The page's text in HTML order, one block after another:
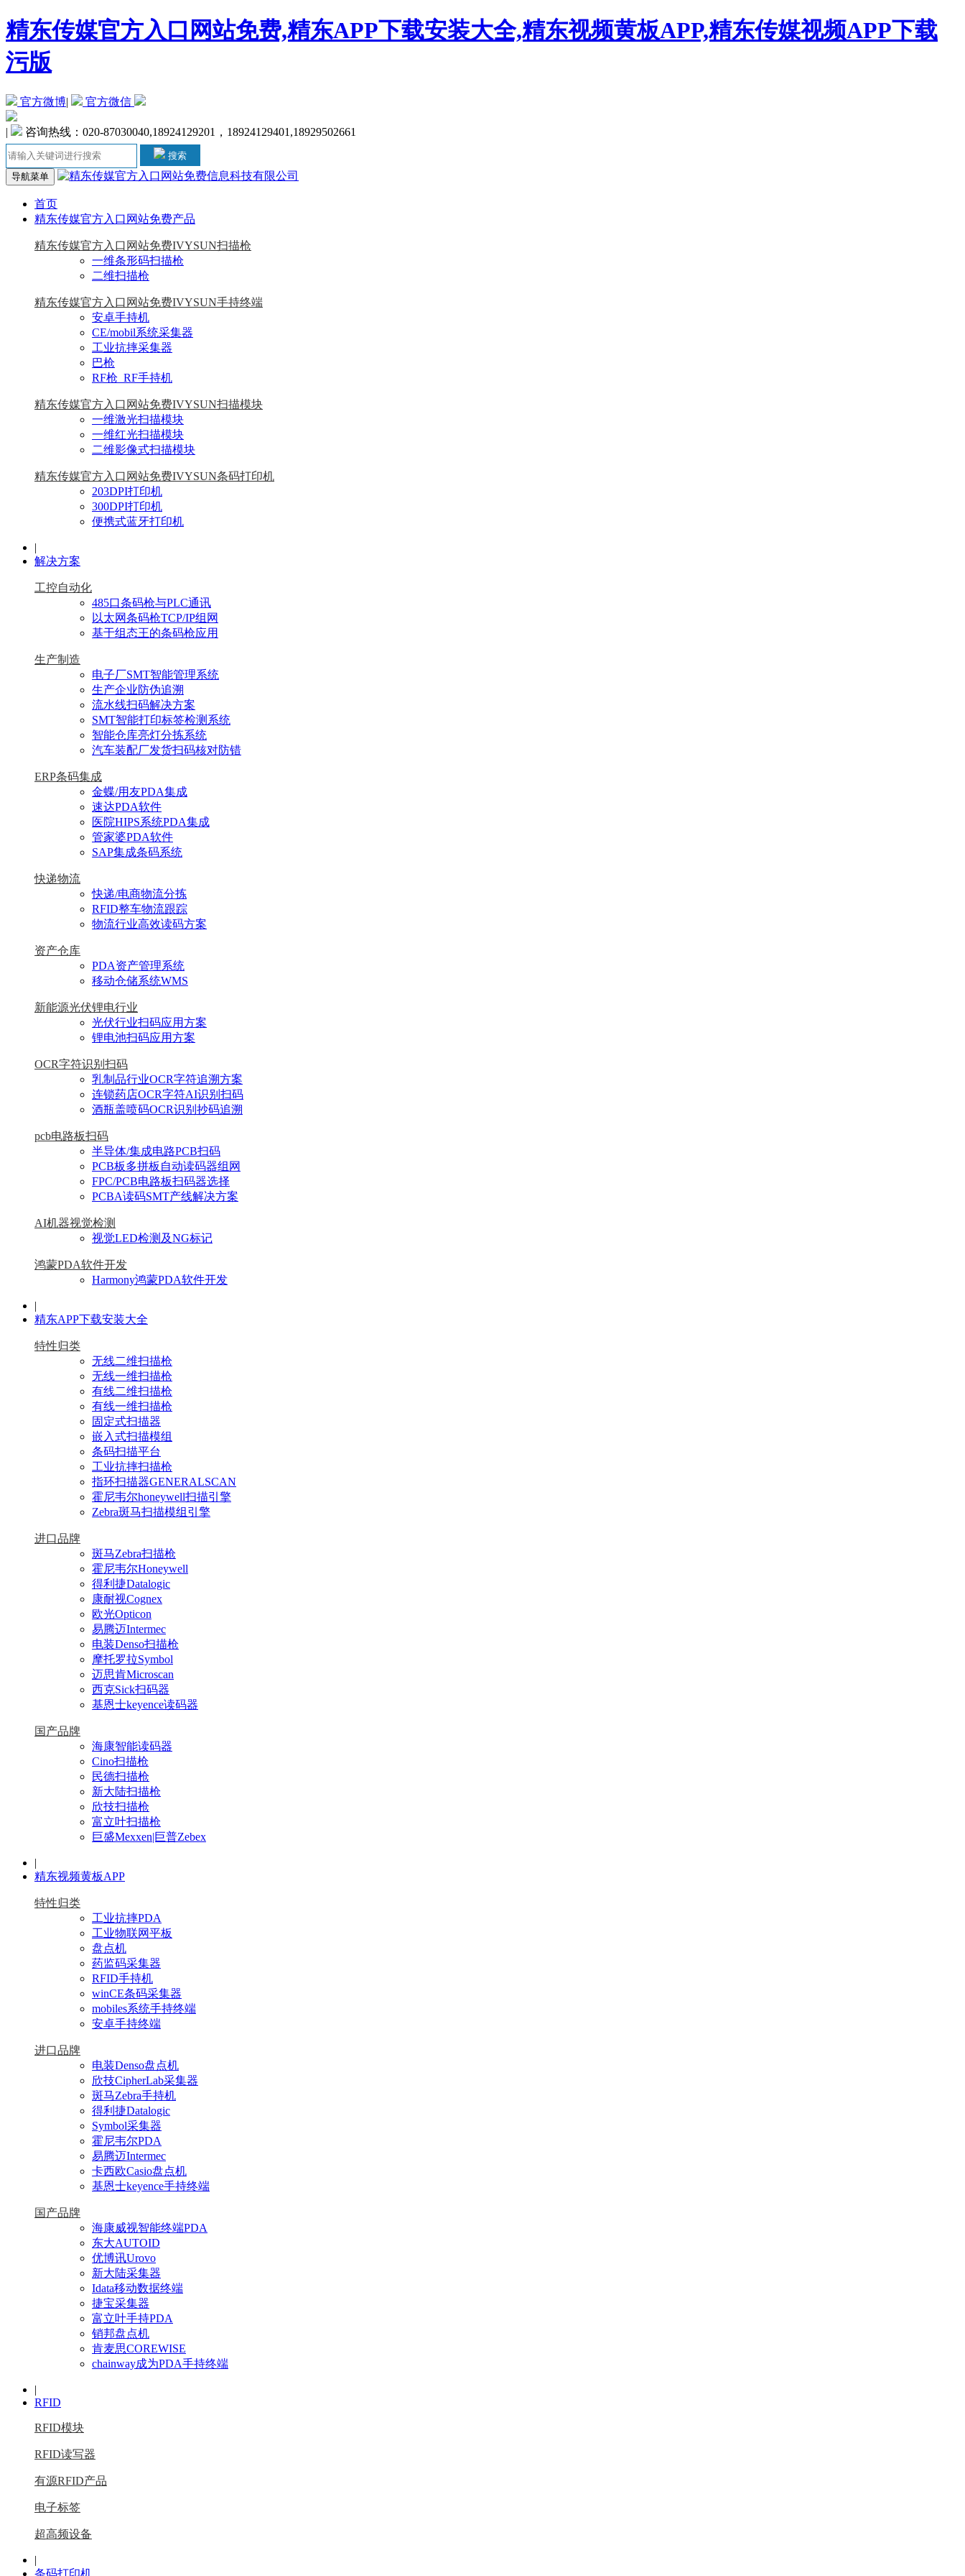
精东传媒官方入口网站免费,精东APP下载安装大全,精东视频黄板APP,精东传媒视频APP下载
污版
官方微博| 官方微信
| 咨询热线：020-87030040,18924129201，18924129401,18929502661
搜索
导航菜单
首页
精东传媒官方入口网站免费产品
精东传媒官方入口网站免费IVYSUN扫描枪
一维条形码扫描枪
二维扫描枪
精东传媒官方入口网站免费IVYSUN手持终端
安卓手持机
CE/mobil系统采集器
工业抗摔采集器
巴枪
RF枪_RF手持机
精东传媒官方入口网站免费IVYSUN扫描模块
一维激光扫描模块
一维红光扫描模块
二维影像式扫描模块
精东传媒官方入口网站免费IVYSUN条码打印机
203DPI打印机
300DPI打印机
便携式蓝牙打印机
|
解决方案
工控自动化
485口条码枪与PLC通讯
以太网条码枪TCP/IP组网
基于组态王的条码枪应用
生产制造
电子厂SMT智能管理系统
生产企业防伪追溯
流水线扫码解决方案
SMT智能打印标签检测系统
智能仓库亮灯分拣系统
汽车装配厂发货扫码核对防错
ERP条码集成
金蝶/用友PDA集成
速达PDA软件
医院HIPS系统PDA集成
管家婆PDA软件
SAP集成条码系统
快递物流
快递/电商物流分拣
RFID整车物流跟踪
物流行业高效读码方案
资产仓库
PDA资产管理系统
移动仓储系统WMS
新能源光伏锂电行业
光伏行业扫码应用方案
锂电池扫码应用方案
OCR字符识别扫码
乳制品行业OCR字符追溯方案
连锁药店OCR字符AI识别扫码
酒瓶盖喷码OCR识别抄码追溯
pcb电路板扫码
半导体/集成电路PCB扫码
PCB板多拼板自动读码器组网
FPC/PCB电路板扫码器选择
PCBA读码SMT产线解决方案
AI机器视觉检测
视觉LED检测及NG标记
鸿蒙PDA软件开发
Harmony鸿蒙PDA软件开发
|
精东APP下载安装大全
特性归类
无线二维扫描枪
无线一维扫描枪
有线二维扫描枪
有线一维扫描枪
固定式扫描器
嵌入式扫描模组
条码扫描平台
工业抗摔扫描枪
指环扫描器GENERALSCAN
霍尼韦尔honeywell扫描引擎
Zebra斑马扫描模组引擎
进口品牌
斑马Zebra扫描枪
霍尼韦尔Honeywell
得利捷Datalogic
康耐视Cognex
欧光Opticon
易腾迈Intermec
电装Denso扫描枪
摩托罗拉Symbol
迈思肯Microscan
西克Sick扫码器
基恩士keyence读码器
国产品牌
海康智能读码器
Cino扫描枪
民德扫描枪
新大陆扫描枪
欣技扫描枪
富立叶扫描枪
巨盛Mexxen|巨普Zebex
|
精东视频黄板APP
特性归类
工业抗摔PDA
工业物联网平板
盘点机
药监码采集器
RFID手持机
winCE条码采集器
mobiles系统手持终端
安卓手持终端
进口品牌
电装Denso盘点机
欣技CipherLab采集器
斑马Zebra手持机
得利捷Datalogic
Symbol采集器
霍尼韦尔PDA
易腾迈Intermec
卡西欧Casio盘点机
基恩士keyence手持终端
国产品牌
海康威视智能终端PDA
东大AUTOID
优博讯Urovo
新大陆采集器
Idata移动数据终端
捷宝采集器
富立叶手持PDA
销邦盘点机
肯麦思COREWISE
chainway成为PDA手持终端
|
RFID
RFID模块
RFID读写器
有源RFID产品
电子标签
超高频设备
|
条码打印机